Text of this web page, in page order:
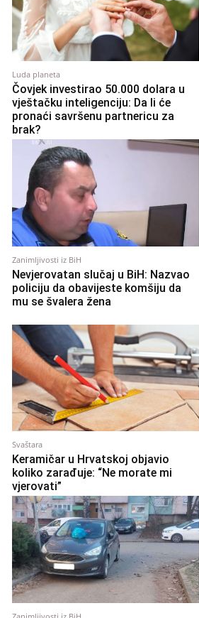
Luda planeta
Čovjek investirao 50.000 dolara u
vještačku inteligenciju: Da li će
pronaći savršenu partnericu za
brak?
Zanimljivosti iz BiH
Nevjerovatan slučaj u BiH: Nazvao
policiju da obavijeste komšiju da
mu se švalera žena
Svaštara
Keramičar u Hrvatskoj objavio
koliko zarađuje: “Ne morate mi
vjerovati”